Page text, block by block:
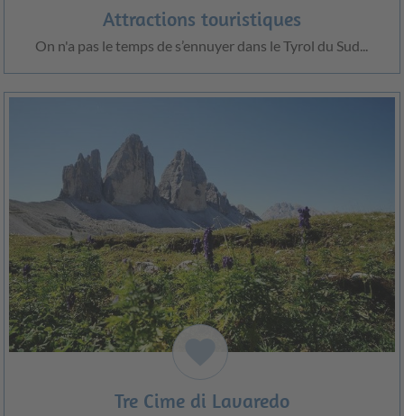
Attractions touristiques
On n'a pas le temps de s’ennuyer dans le Tyrol du Sud...
favorite
Tre Cime di Lavaredo